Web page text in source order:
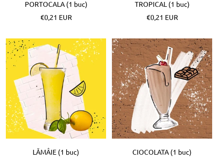
PORTOCALA (1 buc)
Pret
€0,21 EUR
TROPICAL (1 buc)
Pret
€0,21 EUR
LĂMÂIE (1 buc)
CIOCOLATA (1 buc)